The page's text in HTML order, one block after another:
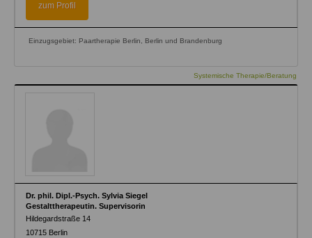
zum Profil
Einzugsgebiet: Paartherapie Berlin, Berlin und Brandenburg
Systemische Therapie/Beratung
Dr. phil. Dipl.-Psych. Sylvia Siegel
Gestalttherapeutin. Supervisorin
Hildegardstraße 14
10715 Berlin